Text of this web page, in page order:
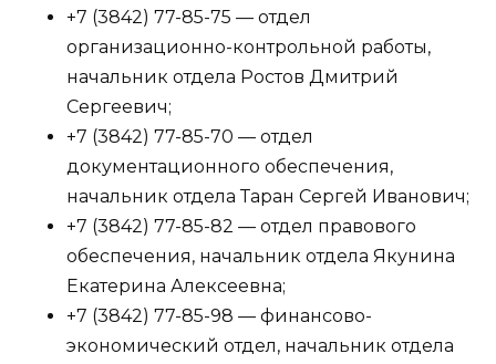
+7 (3842) 77-85-75 — отдел
организационно-контрольной работы,
начальник отдела Ростов Дмитрий
Сергеевич;
+7 (3842) 77-85-70 — отдел
документационного обеспечения,
начальник отдела Таран Сергей Иванович;
+7 (3842) 77-85-82 — отдел правового
обеспечения, начальник отдела Якунина
Екатерина Алексеевна;
+7 (3842) 77-85-98 — финансово-
экономический отдел, начальник отдела